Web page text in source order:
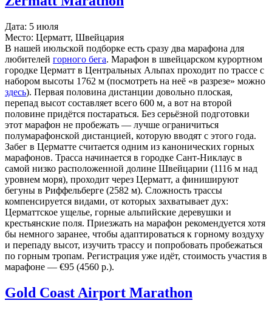
Дата: 5 июля
Место: Церматт, Швейцария
В нашей июльской подборке есть сразу два марафона для
любителей горного бега. Марафон в швейцарском курортном
городке Церматт в Центральных Альпах проходит по трассе с
набором высоты 1762 м (посмотреть на неё «в разрезе» можно
здесь). Первая половина дистанции довольно плоская,
перепад высот составляет всего 600 м, а вот на второй
половине придётся постараться. Без серьёзной подготовки
этот марафон не пробежать — лучше ограничиться
полумарафонской дистанцией, которую вводят с этого года.
Забег в Церматте считается одним из канонических горных
марафонов. Трасса начинается в городке Сант-Никлаус в
самой низко расположенной долине Швейцарии (1116 м над
уровнем моря), проходит через Церматт, а финишируют
бегуны в Риффельберге (2582 м). Сложность трассы
компенсируется видами, от которых захватывает дух:
Церматтское ущелье, горные альпийские деревушки и
крестьянские поля. Приезжать на марафон рекомендуется хотя
бы немного заранее, чтобы адаптироваться к горному воздуху
и перепаду высот, изучить трассу и попробовать пробежаться
по горным тропам. Регистрация уже идёт, стоимость участия в
марафоне — €95 (4560 р.).
Gold Coast Airport Marathon